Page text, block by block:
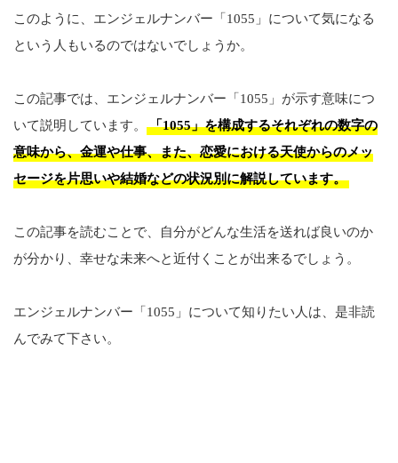
このように、エンジェルナンバー「1055」について気になる
という人もいるのではないでしょうか。
この記事では、エンジェルナンバー「1055」が示す意味につ
いて説明しています。
「1055」を構成するそれぞれの数字の
意味から、金運や仕事、また、恋愛における天使からのメッ
セージを片思いや結婚などの状況別に解説しています。
この記事を読むことで、自分がどんな生活を送れば良いのか
が分かり、幸せな未来へと近付くことが出来るでしょう。
エンジェルナンバー「1055」について知りたい人は、是非読
んでみて下さい。